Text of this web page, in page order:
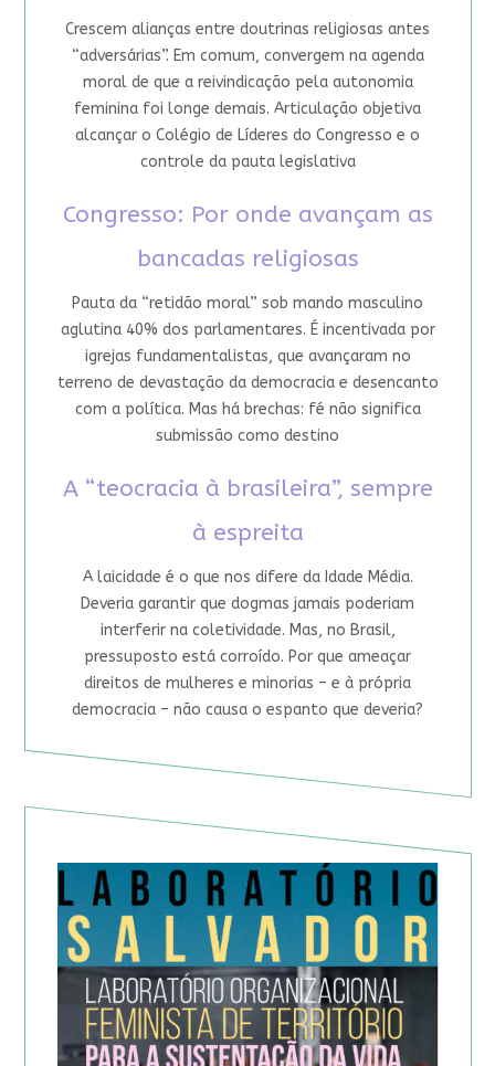
Crescem alianças entre doutrinas religiosas antes
“adversárias”. Em comum, convergem na agenda
moral de que a reivindicação pela autonomia
feminina foi longe demais. Articulação objetiva
alcançar o Colégio de Líderes do Congresso e o
controle da pauta legislativa
Congresso: Por onde avançam as
bancadas religiosas
Pauta da “retidão moral” sob mando masculino
aglutina 40% dos parlamentares. É incentivada por
igrejas fundamentalistas, que avançaram no
terreno de devastação da democracia e desencanto
com a política. Mas há brechas: fé não significa
submissão como destino
A “teocracia à brasileira”, sempre
à espreita
A laicidade é o que nos difere da Idade Média.
Deveria garantir que dogmas jamais poderiam
interferir na coletividade. Mas, no Brasil,
pressuposto está corroído. Por que ameaçar
direitos de mulheres e minorias – e à própria
democracia – não causa o espanto que deveria?